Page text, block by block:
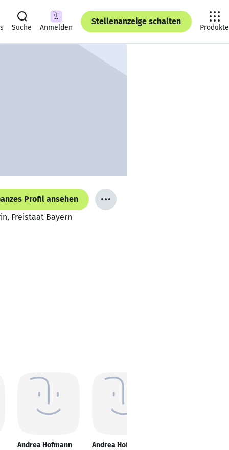
Suche Anmelden
Stellenanzeige schalten
Produkte
Profil ansehen
Freistaat Bayern
Andrea Hofmann Andrea Hofmann